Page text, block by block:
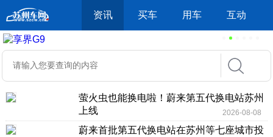
资讯 买车 用车 互动
萤火虫也能换电啦！蔚来第五代换电站苏州
上线
2026-08-08
蔚来首批第五代换电站在苏州等七座城市投